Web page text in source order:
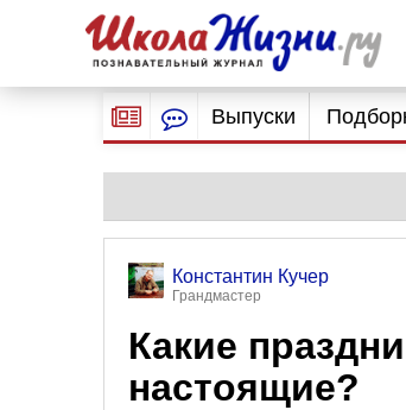
Выпуски
Константин Кучер
Грандмастер
Какие
настоящие?